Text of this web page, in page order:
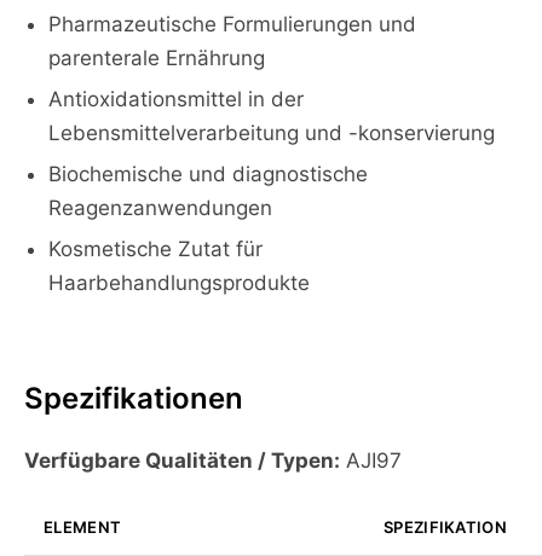
Pharmazeutische Formulierungen und
parenterale Ernährung
Antioxidationsmittel in der
Lebensmittelverarbeitung und -konservierung
Biochemische und diagnostische
Reagenzanwendungen
Kosmetische Zutat für
Haarbehandlungsprodukte
Spezifikationen
Verfügbare Qualitäten / Typen: AJI97
ELEMENT SPEZIFIKATION